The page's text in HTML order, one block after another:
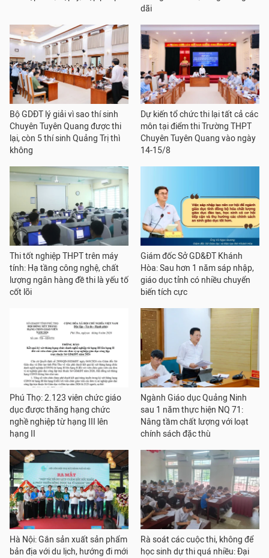
dãi
Bộ GDĐT lý giải vì sao thí sinh
Chuyên Tuyên Quang được thi
lại, còn 5 thí sinh Quảng Trị thì
không
Dự kiến tổ chức thi lại tất cả các
môn tại điểm thi Trường THPT
Chuyên Tuyên Quang vào ngày
14-15/8
Thi tốt nghiệp THPT trên máy
tính: Hạ tầng công nghệ, chất
lượng ngân hàng đề thi là yếu tố
cốt lõi
Giám đốc Sở GD&ĐT Khánh
Hòa: Sau hơn 1 năm sáp nhập,
giáo dục tỉnh có nhiều chuyển
biến tích cực
Phú Thọ: 2.123 viên chức giáo
dục được thăng hạng chức
nghề nghiệp từ hạng III lên
hạng II
Ngành Giáo dục Quảng Ninh
sau 1 năm thực hiện NQ 71:
Nâng tầm chất lượng với loạt
chính sách đặc thù
Hà Nội: Gắn sản xuất sản phẩm
bản địa với du lịch, hướng đi mới
Rà soát các cuộc thi, không để
học sinh dự thi quá nhiều: Đại